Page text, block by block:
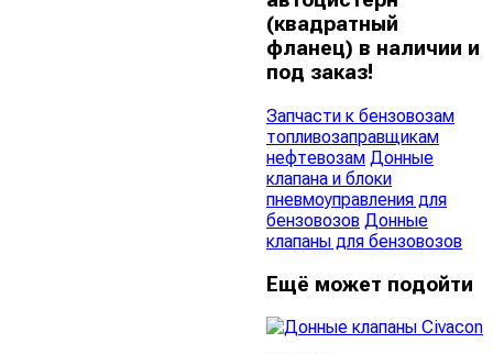
(квадратный
фланец) в наличии и
под заказ!
Запчасти к бензовозам
топливозаправщикам
нефтевозам Донные
клапана и блоки
пневмоуправления для
бензовозов Донные
клапаны для бензовозов
Ещё может подойти